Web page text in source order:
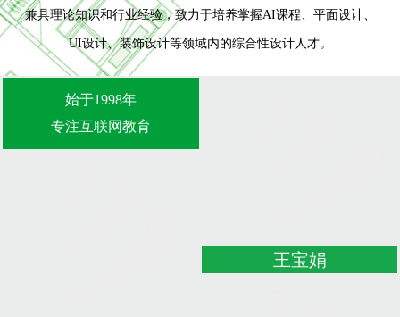
兼具理论知识和行业经验，致力于培养掌握AI课程、平面设计、
UI设计、装饰设计等领域内的综合性设计人才。
始于1998年
专注互联网教育
王宝娟